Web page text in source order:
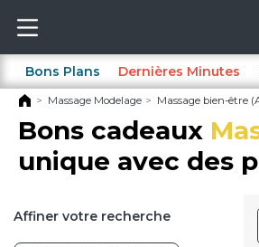
Bons Plans Dernières Minutes
Massage Modelage Massage bien-être
Bons cadeaux
unique avec des
Affiner votre recherche